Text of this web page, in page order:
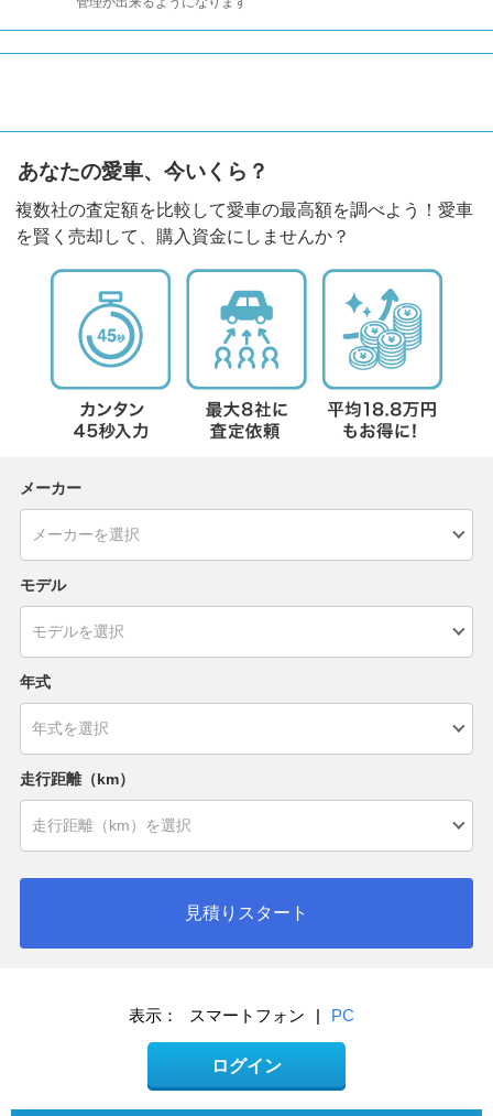
あなたの愛車、今いくら？
複数社の査定額を比較して愛車の最高額を調べよう！愛車
を賢く売却して、購入資金にしませんか？
メーカー
モデル
年式
走行距離（km）
見積りスタート
表示： スマートフォン | PC
ログイン